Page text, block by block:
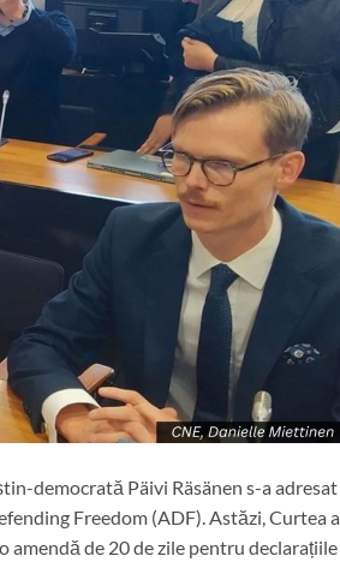
democrată Päivi Räsänen s-a adresat
Freedom (ADF). Astăzi, Curtea a
amendă de 20 de zile pentru declarațiile